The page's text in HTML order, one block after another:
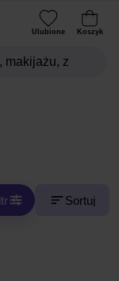
Ulubione Koszyk
Sortuj